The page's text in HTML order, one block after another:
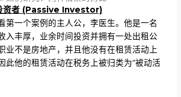
资者 (Passive Investor)
第一个案例的主人公，李医生。他是一名
入丰厚，业余时间投资并拥有一处出租公
业不是房地产，并且他没有在租赁活动上
此他的租赁活动在税务上被归类为“被动活